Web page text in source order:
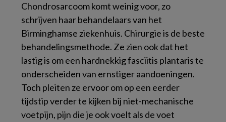
Chondrosarcoom komt weinig voor, zo
schrijven haar behandelaars van het
Birminghamse ziekenhuis. Chirurgie is de beste
behandelingsmethode. Ze zien ook dat het
lastig is om een hardnekkig fasciitis plantaris te
onderscheiden van ernstiger aandoeningen.
Toch pleiten ze ervoor om op een eerder
tijdstip verder te kijken bij niet-mechanische
voetpijn, pijn die je ook voelt als de voet